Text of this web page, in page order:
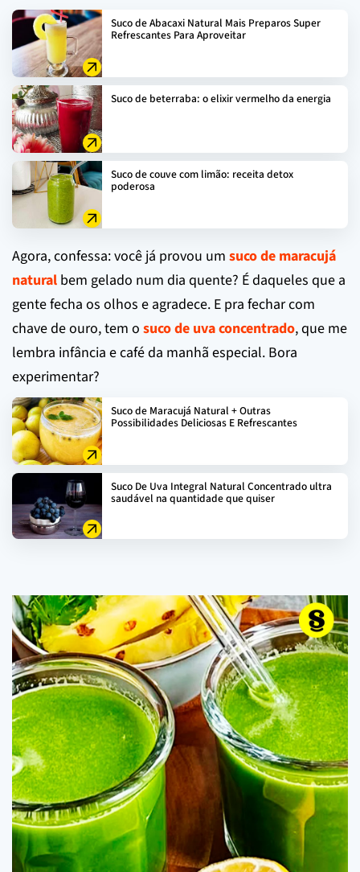
Suco de Abacaxi Natural Mais Preparos Super
Refrescantes Para Aproveitar
Suco de beterraba: o elixir vermelho da energia
Suco de couve com limão: receita detox
poderosa
Agora, confessa: você já provou um suco de maracujá
natural bem gelado num dia quente? É daqueles que a
gente fecha os olhos e agradece. E pra fechar com
chave de ouro, tem o suco de uva concentrado, que me
lembra infância e café da manhã especial. Bora
experimentar?
Suco de Maracujá Natural + Outras
Possibilidades Deliciosas E Refrescantes
Suco De Uva Integral Natural Concentrado ultra
saudável na quantidade que quiser